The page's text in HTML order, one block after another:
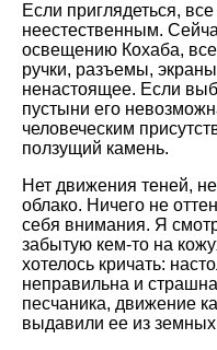
Если приглядеться,
неестественным.
освещению Кохаба,
ручки, разъемы,
ненастоящее. Если
пустыни его
человеческим
ползущий камень.
Нет движения теней,
облако. Ничего не
себя внимания. Я
забытую кем-то на
хотелось кричать:
неправильна и
песчаника, движение
выдавили ее из